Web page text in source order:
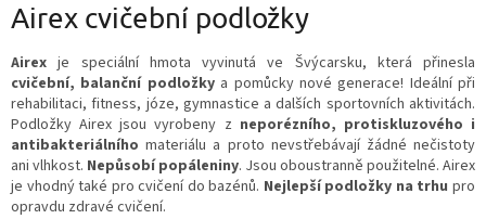
Airex cvičební podložky
Airex je speciální hmota vyvinutá ve Švýcarsku, která přinesla
cvičební, balanční podložkya pomůcky nové generace! Ideální při
rehabilitaci, fitness, józe, gymnastice a dalších sportovních aktivitách.
Podložky Airex jsou vyrobeny z neporézního, protiskluzového i
antibakteriálního materiálu a proto nevstřebávají žádné nečistoty
ani vlhkost. Nepůsobí popáleniny. Jsou oboustranně použitelné. Airex
je vhodný také pro cvičení do bazénů. Nejlepší podložky na trhu pro
opravdu zdravé cvičení.